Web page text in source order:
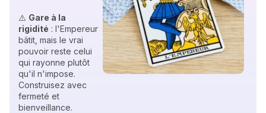
⚠️ Gare à la
rigidité : l'Empereur
bâtit, mais le vrai
pouvoir reste celui
qui rayonne plutôt
qu'il n'impose.
Construisez avec
fermeté et
bienveillance.